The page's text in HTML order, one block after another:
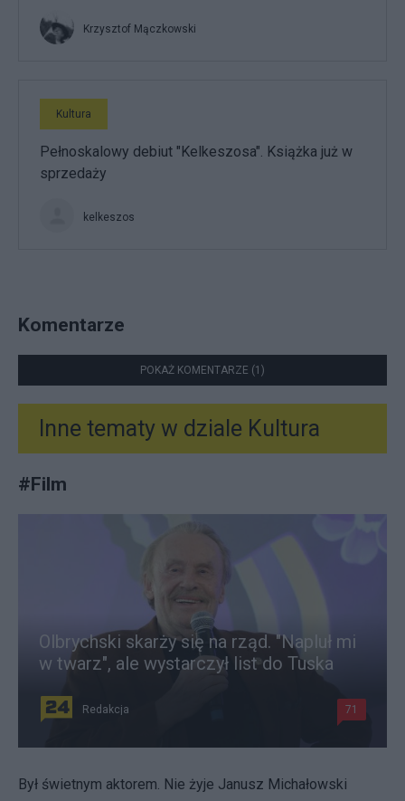
Krzysztof Mączkowski
Kultura
Pełnoskalowy debiut "Kelkeszosa". Książka już w
sprzedaży
kelkeszos
Komentarze
POKAŻ KOMENTARZE (1)
Inne tematy w dziale Kultura
#Film
Olbrychski skarży się na rząd. "Napluł mi
w twarz", ale wystarczył list do Tuska
Redakcja 71
Był świetnym aktorem. Nie żyje Janusz Michałowski